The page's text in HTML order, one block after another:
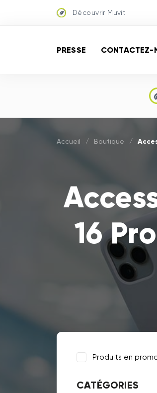
Découvrir Muvit
PRESSE CONTACTEZ-
Accueil / Boutique /
16
Produits en
CATÉGORIES